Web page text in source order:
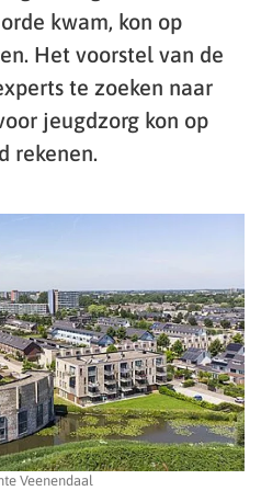
kwam, kon op
Het voorstel van de
te zoeken naar
jeugdzorg kon op
rekenen.
Veenendaal